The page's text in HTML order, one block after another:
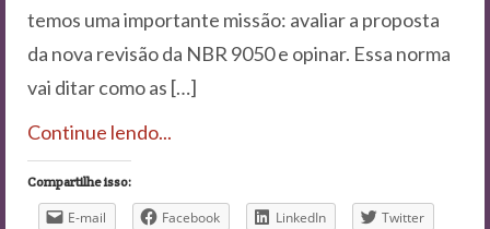
temos uma importante missão: avaliar a proposta
da nova revisão da NBR 9050 e opinar. Essa norma
vai ditar como as […]
Continue lendo...
Compartilhe isso:
E-mail Facebook LinkedIn
Twitter